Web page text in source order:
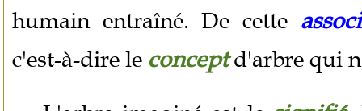
humain entraîné. De cette
c'est-à-dire le conceptd'arbre qui